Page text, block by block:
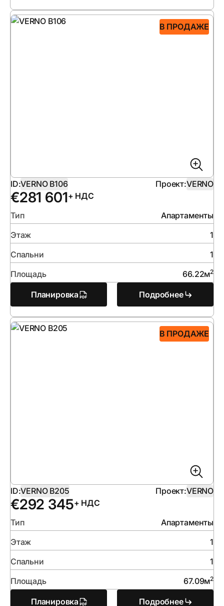
В ПРОДАЖЕ
ID:VERNO B106 Проект:VERNO
€281 601+ НДС
Тип
Апартаменты
Этаж
1
Спальни
1
Площадь
66.22м2
Планировка Подробнее
В ПРОДАЖЕ
ID:VERNO B205 Проект:VERNO
€292 345+ НДС
Тип
Апартаменты
Этаж
1
Спальни
1
Площадь
67.09м2
Планировка Подробнее